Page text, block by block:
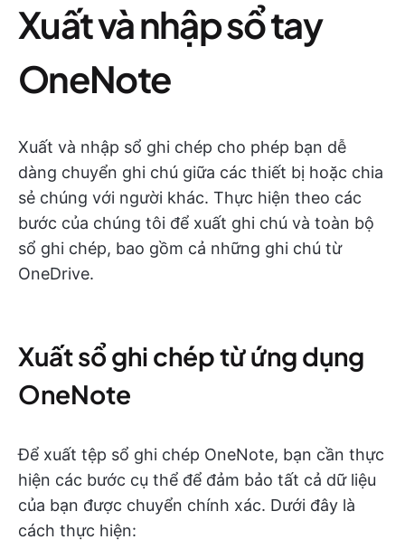
Xuất và nhập sổ tay
OneNote
Xuất và nhập sổ ghi chép cho phép bạn dễ
dàng chuyển ghi chú giữa các thiết bị hoặc chia
sẻ chúng với người khác. Thực hiện theo các
bước của chúng tôi để xuất ghi chú và toàn bộ
sổ ghi chép, bao gồm cả những ghi chú từ
OneDrive.
Xuất sổ ghi chép từ ứng dụng
OneNote
Để xuất tệp sổ ghi chép OneNote, bạn cần thực
hiện các bước cụ thể để đảm bảo tất cả dữ liệu
của bạn được chuyển chính xác. Dưới đây là
cách thực hiện: